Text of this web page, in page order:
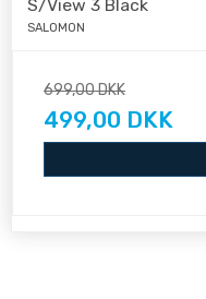
S/View 3 Black
SALOMON
699,00 DKK
499,00 DKK